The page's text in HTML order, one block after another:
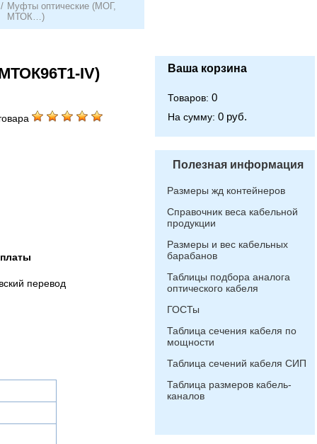
/ Муфты оптические (МОГ,
МТОК…)
IV)
перевод
Ваша корзина
Товаров: 0
На сумму: 0 руб.
Полезная информация
Размеры жд контейнеров
Справочник веса кабельной
продукции
Размеры и вес кабельных
барабанов
Таблицы подбора аналога
оптического кабеля
ГОСТы
Таблица сечения кабеля по
мощности
Таблица сечений кабеля СИП
Таблица размеров кабель-
каналов